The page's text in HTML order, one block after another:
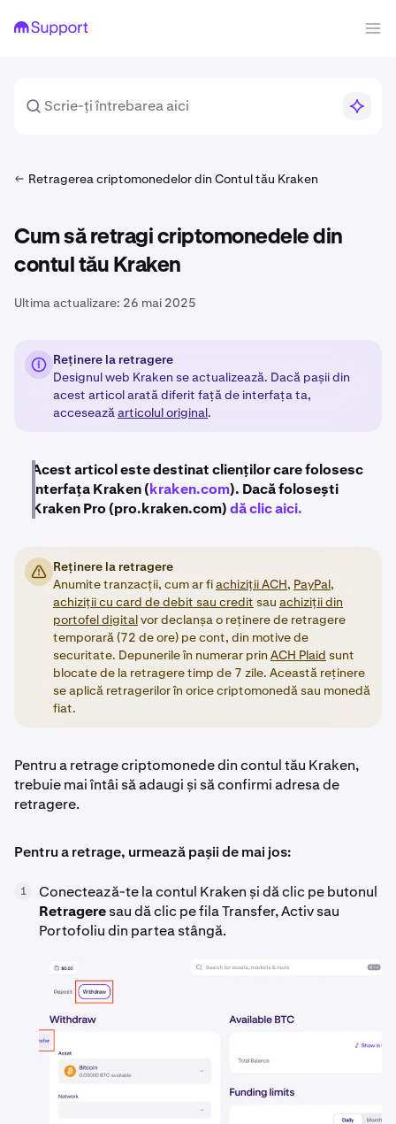
Retragerea criptomonedelor din Contul tău Kraken
Cum să retragi criptomonedele din
contul tău Kraken
Ultima actualizare: 26 mai 2025
Reținere la retragere
Designul web Kraken se actualizează. Dacă pașii din
acest articol arată diferit față de interfața ta,
acceseazăarticolul original.
Acest articol este destinat clienților care folosesc
interfața Kraken (kraken.com). Dacă folosești
Kraken Pro (pro.kraken.com)dă clic aici.
Reținere la retragere
Anumite tranzacții, cum ar fiachiziții ACH, PayPal,
achiziții cu card de debit sau credit sau achiziții din
portofel digitalvor declanșa o reținere de retragere
temporară (72 de ore) pe cont, din motive de
securitate. Depunerile în numerar prin ACH Plaid sunt
blocate de la retragere timp de 7 zile. Această reținere
se aplică retragerilor în orice criptomonedă sau monedă
fiat.
Pentru a retrage criptomonede din contul tău Kraken,
trebuie mai întâi să adaugi și să confirmi adresa de
retragere.
Pentru a retrage, urmează pașii de mai jos:
1
Conectează-te la contul Kraken și dă clic pe butonul
Retrageresau dă clic pe fila Transfer, Activ sau
Portofoliu din partea stângă.